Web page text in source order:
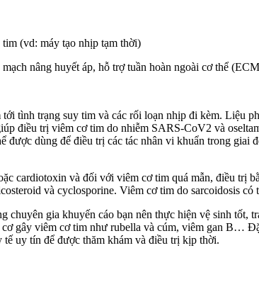
(vd: máy tạo nhịp tạm thời)
nâng huyết áp, hỗ trợ tuần hoàn ngoài cơ thể
tình trạng suy tim và các rối loạn nhịp đi kèm. Liệu
điều trị viêm cơ tim do nhiễm SARS-CoV2 và
dùng để điều trị các tác nhân vi khuẩn trong giai
cardiotoxin và đối với viêm cơ tim quá mẫn, điều trị
và cyclosporine. Viêm cơ tim do sarcoidosis có
gia khuyến cáo bạn nên thực hiện vệ sinh tốt,
gây viêm cơ tim như rubella và cúm, viêm gan B…
uy tín để được thăm khám và điều trị kịp thời.